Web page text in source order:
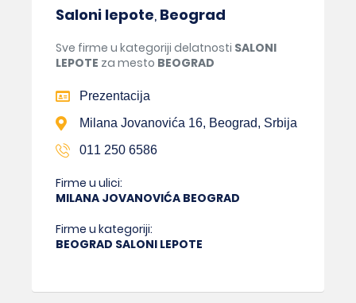
Saloni lepote, Beograd
Sve firme u kategoriji delatnosti SALONI
LEPOTE za mesto BEOGRAD
Prezentacija
Milana Jovanovića 16, Beograd, Srbija
011 250 6586
Firme u ulici:
MILANA JOVANOVIĆA BEOGRAD
Firme u kategoriji:
BEOGRAD SALONI LEPOTE